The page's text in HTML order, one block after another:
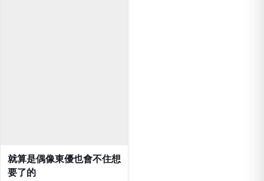
就算是偶像東優也會不住想
要了的